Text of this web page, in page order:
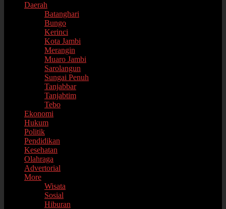
Daerah
Batanghari
Bungo
Kerinci
Kota Jambi
Merangin
Muaro Jambi
Sarolangun
Sungai Penuh
Tanjabbar
Tanjabtim
Tebo
Ekonomi
Hukum
Politik
Pendidikan
Kesehatan
Olahraga
Advertorial
More
Wisata
Sosial
Hiburan